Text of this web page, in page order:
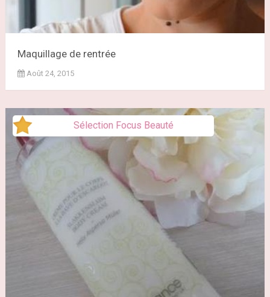
Maquillage de rentrée
Août 24, 2015
Sélection Focus Beauté